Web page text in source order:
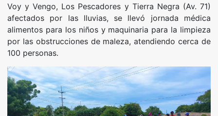
Voy y Vengo, Los Pescadores y Tierra Negra (Av. 71)
afectados por las lluvias, se llevó jornada médica
alimentos para los niños y maquinaria para la limpieza
por las obstrucciones de maleza, atendiendo cerca de
100 personas.